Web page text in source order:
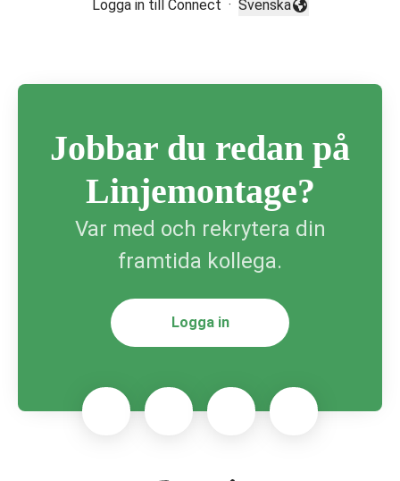
Logga in till Connect ·
Byt språk
Svenska
Jobbar du redan på
Linjemontage?
Var med och rekrytera din
framtida kollega.
Logga in